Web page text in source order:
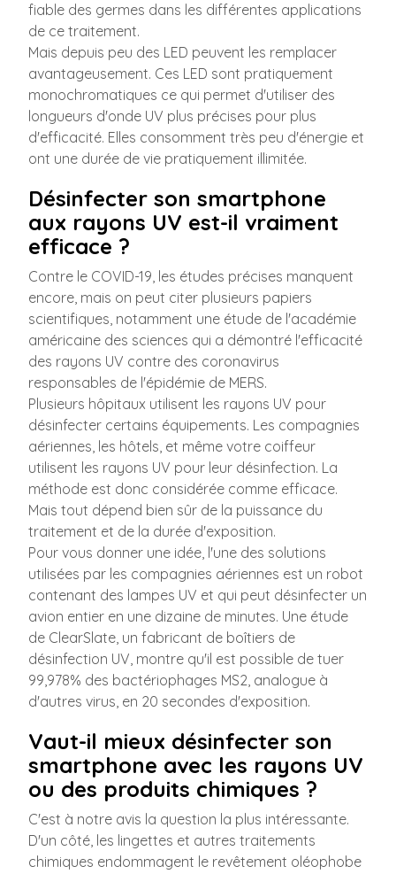
fiable des germes dans les différentes applications
de ce traitement.
Mais depuis peu des LED peuvent les remplacer
avantageusement. Ces LED sont pratiquement
monochromatiques ce qui permet d'utiliser des
longueurs d'onde UV plus précises pour plus
d'efficacité. Elles consomment très peu d'énergie et
ont une durée de vie pratiquement illimitée.
Désinfecter son smartphone
aux rayons UV est-il vraiment
efficace ?
Contre le COVID-19, les études précises manquent
encore, mais on peut citer plusieurs papiers
scientifiques, notamment une étude de l'académie
américaine des sciences qui a démontré l'efficacité
des rayons UV contre des coronavirus
responsables de l'épidémie de MERS.
Plusieurs hôpitaux utilisent les rayons UV pour
désinfecter certains équipements. Les compagnies
aériennes, les hôtels, et même votre coiffeur
utilisent les rayons UV pour leur désinfection. La
méthode est donc considérée comme efficace.
Mais tout dépend bien sûr de la puissance du
traitement et de la durée d'exposition.
Pour vous donner une idée, l'une des solutions
utilisées par les compagnies aériennes est un robot
contenant des lampes UV et qui peut désinfecter un
avion entier en une dizaine de minutes. Une étude
de ClearSlate, un fabricant de boîtiers de
désinfection UV, montre qu'il est possible de tuer
99,978% des bactériophages MS2, analogue à
d'autres virus, en 20 secondes d'exposition.
Vaut-il mieux désinfecter son
smartphone avec les rayons UV
ou des produits chimiques ?
C'est à notre avis la question la plus intéressante.
D'un côté, les lingettes et autres traitements
chimiques endommagent le revêtement oléophobe